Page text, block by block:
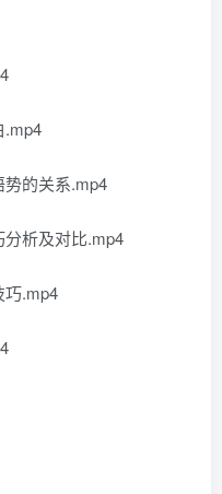
.mp4
的关系.mp4
析及对比.mp4
巧.mp4